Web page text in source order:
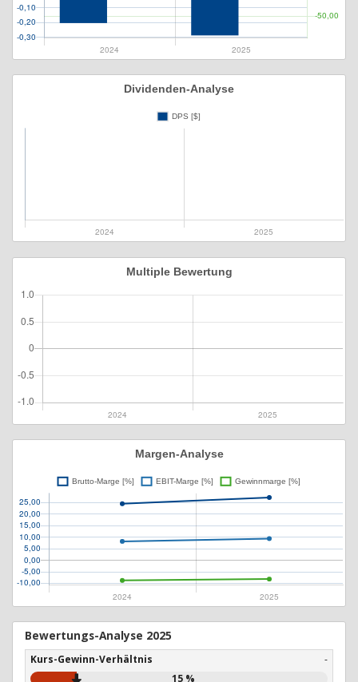
Bewertungs-Analyse 2025
Kurs-Gewinn-Verhältnis
-
15 %